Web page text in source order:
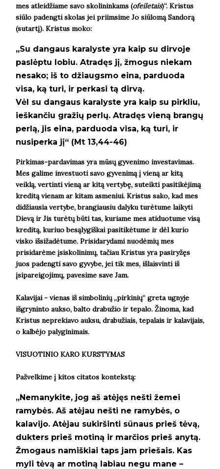
mes atleidžiame savo skolininkams (ofeiletais)“. Kristus
siūlo padengti skolas jei priimsime Jo siūlomą Sandorą
(sutartį). Kristus moko:
„Su dangaus karalyste yra kaip su dirvoje
paslėptu lobiu. Atradęs jį, žmogus niekam
nesako; iš to džiaugsmo eina, parduoda
visa, ką turi, ir perkasi tą dirvą.
Vėl su dangaus karalyste yra kaip su pirkliu,
ieškančiu gražių perlų. Atradęs vieną brangų
perlą, jis eina, parduoda visa, ką turi, ir
nusiperka jį“ (Mt 13,44-46)
Pirkimas-pardavimas yra mūsų gyvenimo investavimas.
Mes galime investuoti savo gyvenimą į vieną ar kitą
veiklą, vertinti vieną ar kitą vertybę, suteikti pasitikėjimą
kreditą vienam ar kitam asmeniui. Kristus sako, kad mes
didžiausia vertybe, brangiausiu dalyku turėtume laikyti
Dievą ir Jis turėtų būti tas, kuriame mes atiduotume visą
kreditą, kuriuo besąlygiškai pasitikėtume ir dėl kurio
visko išsižadėtume. Prisidarydami nuodėmių mes
prisidarėme įsiskolinimų, tačiau Kristus yra pasiryžęs
juos padengti savo gyvybe, jei tik mes, išlaisvinti iš
įsipareigojimų, pavesime save Jam.
Kalavijai - vienas iš simbolinių„pirkinių“ greta ugnyje
išgryninto aukso, balto drabužio ir tepalo. Žinoma, kad
Kristus neprekiavo auksu, drabužiais, tepalais ir kalavijais,
o kalbėjo palyginimais.
VISUOTINIO KARO KURSTYMAS
Pažvelkime į kitos citatos kontekstą:
„Nemanykite, jog aš atėjęs nešti žemei
ramybės. Aš atėjau nešti ne ramybės, o
kalavijo. Atėjau sukiršinti sūnaus prieš tėvą,
dukters prieš motiną ir marčios prieš anytą.
Žmogaus namiškiai taps jam priešais. Kas
myli tėvą ar motiną labiau negu mane –